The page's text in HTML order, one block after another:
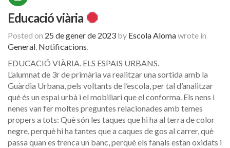
Educació viària
Posted on 25 de gener de 2023 by Escola Alomawrote in
General, Notificacions.
EDUCACIÓ VIÀRIA. ELS ESPAIS URBANS.
L’alumnat de 3r de primària va realitzar una sortida amb la
Guàrdia Urbana, pels voltants de l’escola, per tal d’analitzar
què és un espai urbà i el mobiliari que el conforma. Els nens i
nenes van fer moltes preguntes relacionades amb temes
propers a tots: Què són les taques que hi ha al terra de color
negre, perquè hi ha tantes que a caques de gos al carrer, què
passa quan es trenca un banc, perquè els fanals estan oxidats i